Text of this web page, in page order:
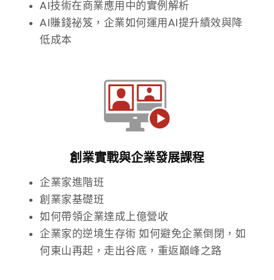
AI技術在商業應用中的實例解析
AI賺錢祕笈，企業如何運用AI提升績效與降
低成本
創業實戰與企業發展課程
企業家進階班
創業家基礎班
如何帶領企業達成上億營收
企業家的逆境生存術 如何避免企業倒閉，如
何東山再起，走出谷底，重返巔峰之路